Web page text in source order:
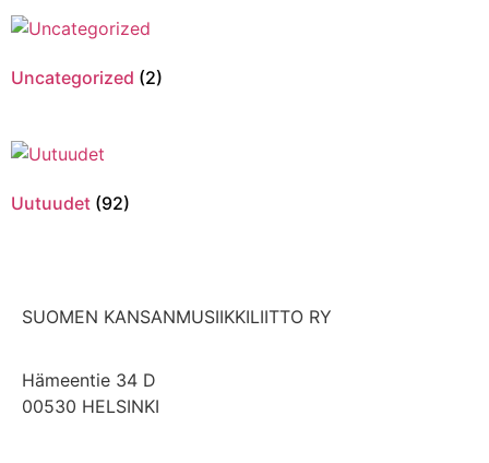
Uncategorized (2)
Uutuudet (92)
SUOMEN KANSANMUSIIKKILIITTO RY
Hämeentie 34 D
00530 HELSINKI